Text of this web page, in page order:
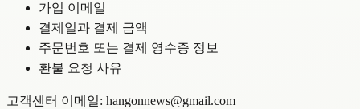
가입 이메일
결제일과 결제 금액
주문번호 또는 결제 영수증 정보
환불 요청 사유
고객센터 이메일: hangonnews@gmail.com